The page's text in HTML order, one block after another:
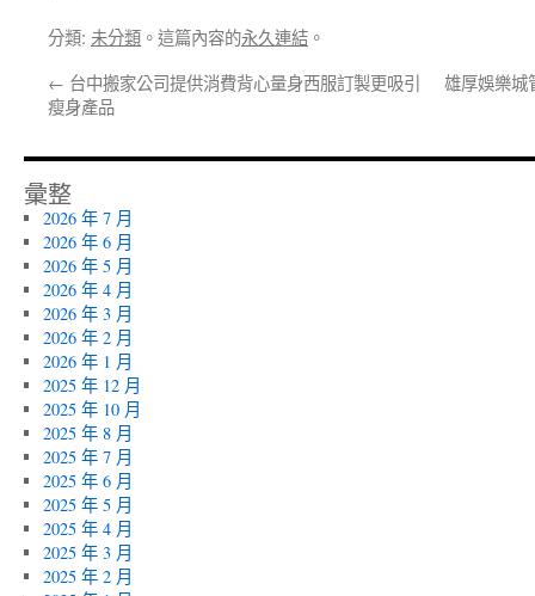
分類: 未分類 。這篇內容的永久連結 。
← 台中搬家公司提供消費背心量身西服訂製更吸引
瘦身產品
雄厚娛樂城
彙整
2026 年 7 月
2026 年 6 月
2026 年 5 月
2026 年 4 月
2026 年 3 月
2026 年 2 月
2026 年 1 月
2025 年 12 月
2025 年 10 月
2025 年 8 月
2025 年 7 月
2025 年 6 月
2025 年 5 月
2025 年 4 月
2025 年 3 月
2025 年 2 月